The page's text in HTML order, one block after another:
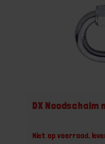
DX Noodschalm
Niet op voorraad,